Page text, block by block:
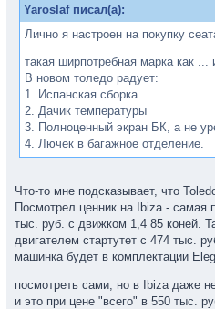
Yaroslaf писал(а):
Лично я настроен на покупку
такая ширпотребная марка как ...
В новом толедо радует:
1. Испанская сборка.
2. Дачик температуры
3. Полноценный экран БК, а не
4. Лючек в багажное отделение.
Что-то мне подсказывает, что
Посмотрел ценник на Ibiza - самая
тыс. руб. с движком 1,4 85 коней.
двигателем стартутет с 474 тыс.
машинка будет в комплектации
посмотреть сами, но в Ibiza даже
и это при цене "всего" в 550 тыс.